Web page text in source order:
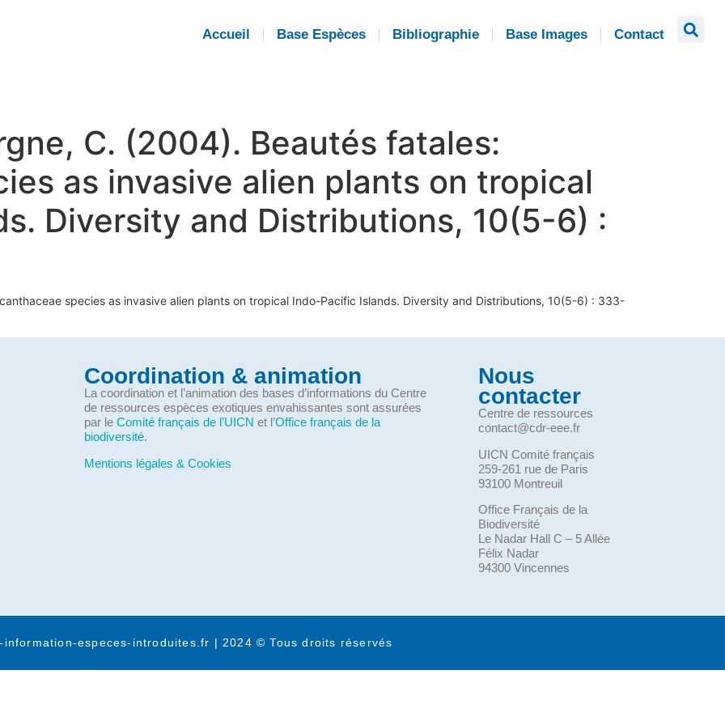
Accueil Base Espèces Bibliographie Base Images Contact
C. (2004). Beautés fatales:
as invasive alien plants on tropical
Diversity and Distributions, 10(5-6) :
species as invasive alien plants on tropical Indo-Pacific Islands. Diversity and Distributions, 10(5-6) : 333-
Coordination & animation
La coordination et l’animation des bases d’informations du Centre
de ressources espèces exotiques envahissantes sont assurées
par le Comité français de l’UICN et l’Office français de la
biodiversité.
Mentions légales & Cookies
Nous
contacter
Centre de ressources
contact@cdr-eee.fr
UICN Comité français
259-261 rue de Paris
93100 Montreuil
Office Français de la
Biodiversité
Le Nadar Hall C – 5 Allée
Félix Nadar
94300 Vincennes
information-especes-introduites.fr | 2024 © Tous droits réservés